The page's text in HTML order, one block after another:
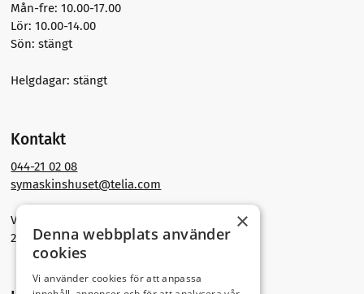
Mån-fre: 10.00-17.00
Lör: 10.00-14.00
Sön: stängt
Helgdagar: stängt
Kontakt
044-21 02 08
symaskinshuset@telia.com
Västra Storgatan 30
291 30 Kristianstad
×
Denna webbplats använder
cookies
Vi använder cookies för att anpassa